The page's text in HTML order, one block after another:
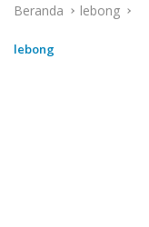
Beranda lebong
lebong